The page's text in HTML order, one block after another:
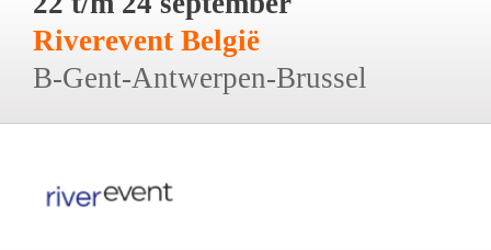
Riverevent België
B-Gent-Antwerpen-Brussel